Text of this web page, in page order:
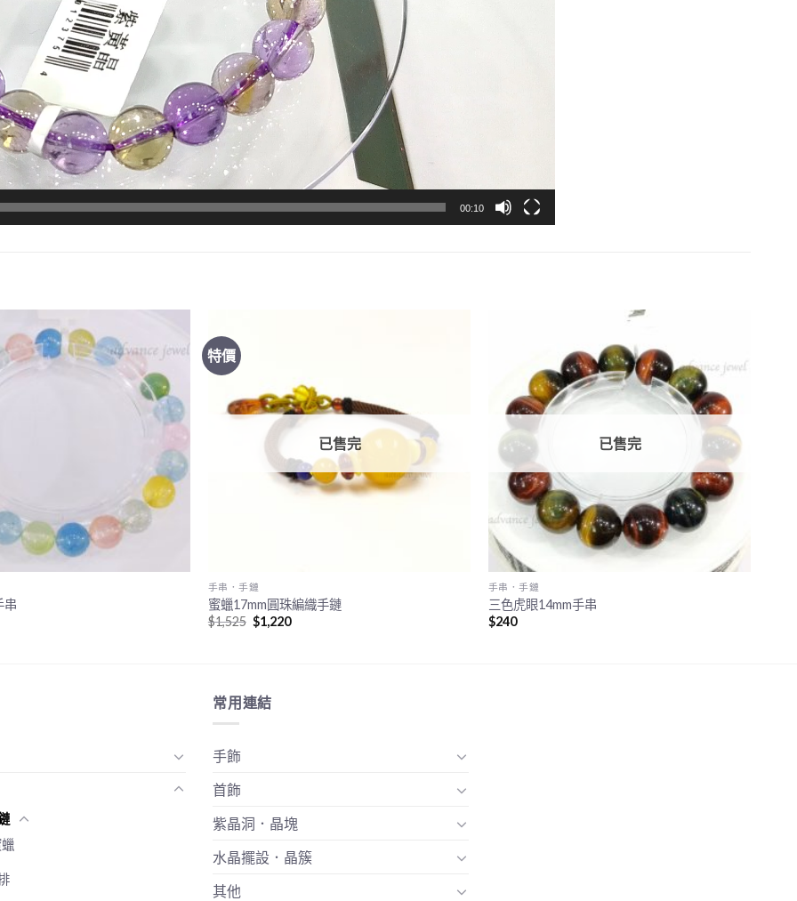
00:10
串
特價
已售完
手串．手鏈
蜜蠟17mm圓珠編織手鏈
$1,525 Original
price
$1,220Current
已售完
手串．手鏈
三色虎眼14mm手串
$240
常用連結
手飾
首飾
紫晶洞．晶塊
水晶擺設．晶簇
其他